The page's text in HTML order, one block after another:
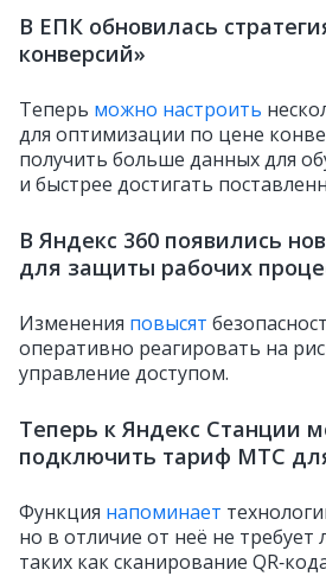
В ЕПК обновилась
конверсий»
Теперь можно настроить
для оптимизации по цене
получить больше данных для
и быстрее достигать
В Яндекс 360 появились
для защиты рабочих
Изменения повысят
оперативно реагировать на
управление доступом.
Теперь к Яндекс Станции
подключить тариф МТС
Функция напоминает
но в отличие от неё не требует
таких как сканирование